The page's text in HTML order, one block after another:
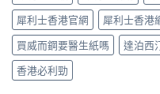
最
長
36
小
時、
正
析〉
中
犀利士香港官網
犀利士香港
買威而鋼要醫生紙嗎
達泊西
香港必利勁